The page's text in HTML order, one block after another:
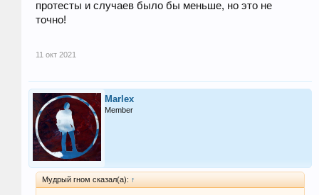
протесты и случаев было бы меньше, но это не
точно!
11 окт 2021
Marlex
Member
Мудрый гном сказал(а): ↑